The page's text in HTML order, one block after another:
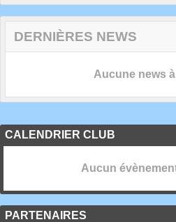
DERNIÈRES NEWS
Aucune news
CALENDRIER CLUB
Aucun
PARTENAIRES